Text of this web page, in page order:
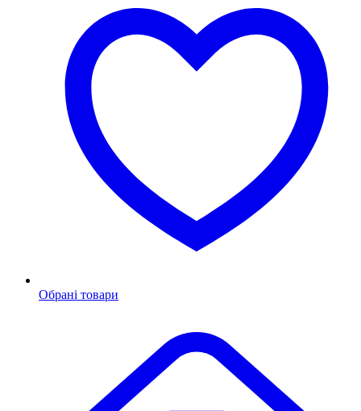
Обрані товари